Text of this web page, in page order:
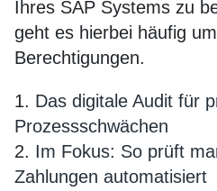
Ihres SAP Systems zu
geht es hierbei häufig
Berechtigungen.
1. Das digitale Audit für
Prozessschwächen
2. Im Fokus: So prüft
Zahlungen automatisiert